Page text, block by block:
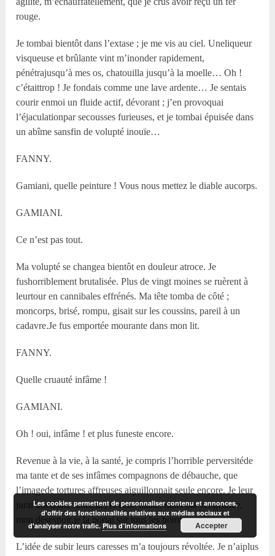
rouge.
Je tombai bientôt dans l’extase ; je me vis au ciel. Uneliqueur
visqueuse et brûlante vint m’inonder rapidement,
pénétrajusqu’à mes os, chatouilla jusqu’à la moelle… Oh !
c’étaittrop ! Je fondais comme une lave ardente… Je sentais
courir enmoi un fluide actif, dévorant ; j’en provoquai
l’éjaculationpar secousses furieuses, et je tombai épuisée dans
un abîme sansfin de volupté inouïe…
FANNY.
Gamiani, quelle peinture ! Vous nous mettez le diable aucorps.
GAMIANI.
Ce n’est pas tout.
Ma volupté se changea bientôt en douleur atroce. Je
fushorriblement brutalisée. Plus de vingt moines se ruèrent à
leurtour en cannibales effrénés. Ma tête tomba de côté ;
moncorps, brisé, rompu, gisait sur les coussins, pareil à un
cadavre.Je fus emportée mourante dans mon lit.
FANNY.
Quelle cruauté infâme !
GAMIANI.
Oh ! oui, infâme ! et plus funeste encore.
Revenue à la vie, à la santé, je compris l’horrible perversitéde
ma tante et de ses infâmes compagnons de débauche, que
l’imagede tortures affreuses aiguillonnait seule encore. Je leur
jurai unehaine mortelle, et cette haine, dans ma vengeance,
mon désespoir,je la portai sur tous les hommes.
L’idée de subir leurs caresses m’a toujours révoltée. Je n’aiplus
Les cookies permettent de personnaliser contenu et annonces,
d'offrir des fonctionnalités relatives aux médias sociaux et
d'analyser notre trafic.Plus d’informations Accepter